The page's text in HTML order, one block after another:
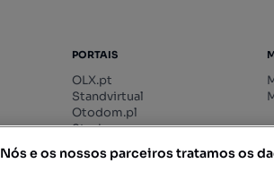
PORTAIS
OLX.pt
Standvirtual
Otodom.pl
Storia.ro
Nós e os nossos parceiros tratamos os